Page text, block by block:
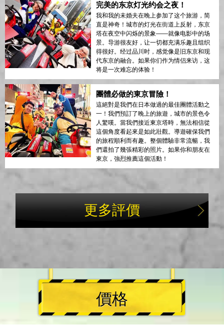
完美的东京灯光约会之夜！
我和我的未婚夫在晚上参加了这个旅游，简
直是神奇！城市的灯光在街道上反射，东京
塔在夜空中闪烁的景象——就像电影中的场
景。导游很友好，让一切都充满乐趣且组织
得很好。经过品川时，感觉像是旧东京和现
代东京的融合。如果你们作为情侣来访，这
将是一次难忘的体验！
團體必做的東京冒險！
這絕對是我們在日本做過的最佳團體活動之
一！我們預訂了晚上的旅遊，城市的景色令
人驚嘆。當我們接近東京塔時，無法相信從
這個角度看起來是如此壯觀。導遊確保我們
的旅程順利而有趣。整個體驗非常流暢，我
們還拍了幾張精彩的照片。如果你和朋友在
東京，強烈推薦這個活動！
更多評價
價格